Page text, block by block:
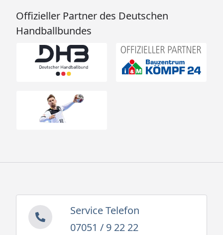
Offizieller Partner des Deutschen
Handballbundes
Service Telefon
07051 / 9 22 22